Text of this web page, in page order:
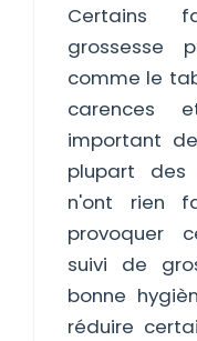
Certains
grossesse
comme le
carences
important
plupart des
n'ont rien
provoquer
suivi de
bonne
réduire